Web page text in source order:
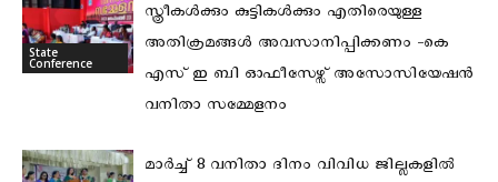
State
Conference
സ്ത്രീകള്‍ക്കും കുട്ടികള്‍ക്കും എതിരെയുള്ള
അതിക്രമങ്ങള്‍ അവസാനിപ്പിക്കണം -കെ
എസ് ഇ ബി ഓഫീസേഴ്സ് അസോസിയേഷന്‍
വനിതാ സമ്മേളനം
മാർച്ച് 8 വനിതാ ദിനം വിവിധ ജില്ലകളിൽ